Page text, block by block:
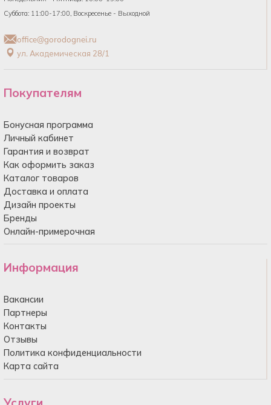
Суббота: 11:00-17:00, Воскресенье - Выходной
office@gorodognei.ru
ул. Академическая 28/1
Покупателям
Бонусная программа
Личный кабинет
Гарантия и возврат
Как оформить заказ
Каталог товаров
Доставка и оплата
Дизайн проекты
Бренды
Онлайн-примерочная
Информация
Вакансии
Партнеры
Контакты
Отзывы
Политика конфиденциальности
Карта сайта